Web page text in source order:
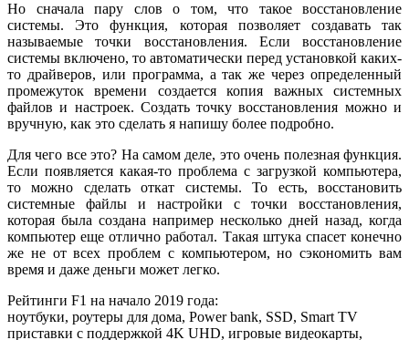
Но сначала пару слов о том, что такое восстановление
системы. Это функция, которая позволяет создавать так
называемые точки восстановления. Если восстановление
системы включено, то автоматически перед установкой каких-
то драйверов, или программа, а так же через определенный
промежуток времени создается копия важных системных
файлов и настроек. Создать точку восстановления можно и
вручную, как это сделать я напишу более подробно.
Для чего все это? На самом деле, это очень полезная функция.
Если появляется какая-то проблема с загрузкой компьютера,
то можно сделать откат системы. То есть, восстановить
системные файлы и настройки с точки восстановления,
которая была создана например несколько дней назад, когда
компьютер еще отлично работал. Такая штука спасет конечно
же не от всех проблем с компьютером, но сэкономить вам
время и даже деньги может легко.
Рейтинги F1 на начало 2019 года:
ноутбуки, роутеры для дома, Power bank, SSD, Smart TV
приставки с поддержкой 4K UHD, игровые видеокарты,